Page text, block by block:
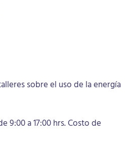
sobre el uso de la energía
9:00 a 17:00 hrs. Costo de